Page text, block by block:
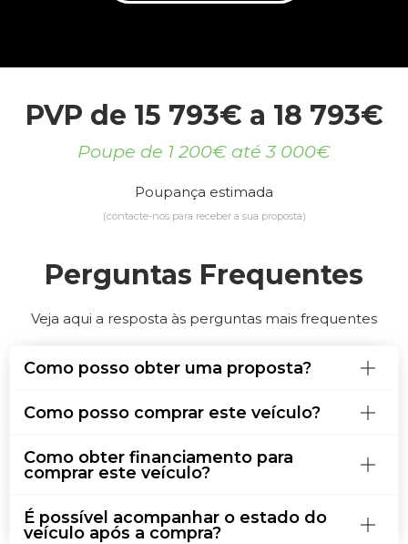
PVP de 15 793€ a 18 793€
Poupe de 1 200€ até 3 000€
Poupança estimada
(contacte-nos para receber a sua proposta)
Perguntas Frequentes
Veja aqui a resposta às perguntas mais frequentes
Como posso obter uma proposta?
Como posso comprar este veículo?
Como obter financiamento para
comprar este veículo?
É possível acompanhar o estado do
veículo após a compra?